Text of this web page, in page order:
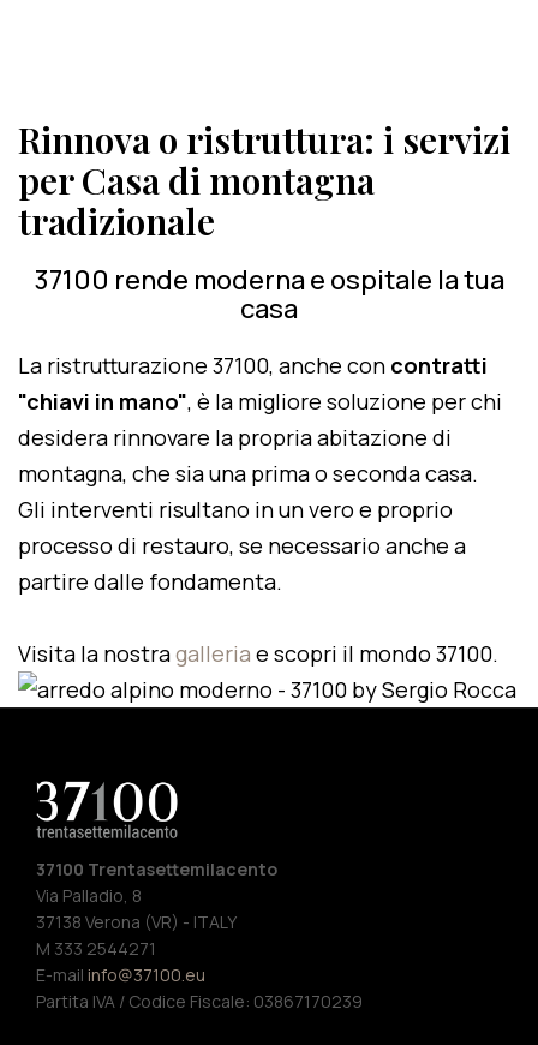
Rinnova o ristruttura: i servizi
per Casa di montagna
tradizionale
37100 rende moderna e ospitale la tua
casa
La ristrutturazione 37100, anche con contratti
"chiavi in mano", è la migliore soluzione per chi
desidera rinnovare la propria abitazione di
montagna, che sia una prima o seconda casa.
Gli interventi risultano in un vero e proprio
processo di restauro, se necessario anche a
partire dalle fondamenta.
Visita la nostragalleria e scopri il mondo 37100.
37100 Trentasettemilacento
Via Palladio, 8
37138 Verona (VR) - ITALY
M 333 2544271
E-mail info@37100.eu
Partita IVA / Codice Fiscale: 03867170239